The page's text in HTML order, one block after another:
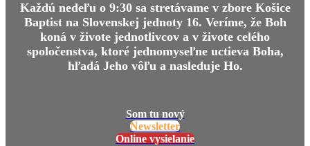
Každú nedeľu o 9:30 sa stretávame v zbore Košice
Baptist na Slovenskej jednoty 16. Veríme, že Boh
koná v živote jednotlivcov a v živote celého
spoločenstva, ktoré jednomyseľne uctieva Boha,
hľadá Jeho vôľu a nasleduje Ho.
Som tu nový
Newsletter
Online vysielanie